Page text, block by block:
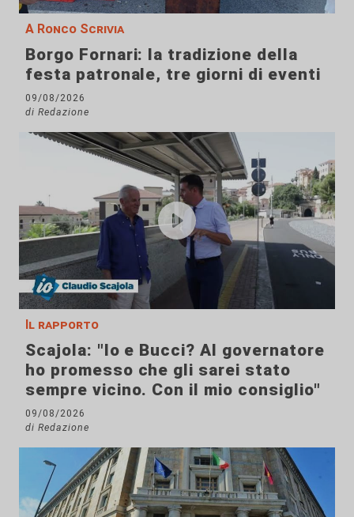
A Ronco Scrivia
Borgo Fornari: la tradizione della
festa patronale, tre giorni di eventi
09/08/2026
di Redazione
Il rapporto
Scajola: "Io e Bucci? Al governatore
ho promesso che gli sarei stato
sempre vicino. Con il mio consiglio"
09/08/2026
di Redazione